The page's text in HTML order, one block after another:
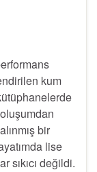
kum
bir
lise
sıkıcı değildi.